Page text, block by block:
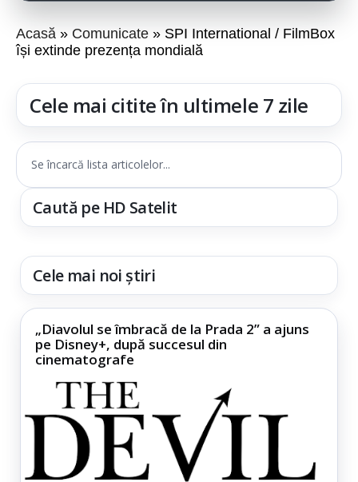
Acasă Comunicate
SPI International / FilmBox
își extinde prezența mondială
Cele mai citite în ultimele 7 zile
Se încarcă lista articolelor...
Caută pe HD Satelit
Cele mai noi știri
„Diavolul se îmbracă de la Prada 2” a ajuns
pe Disney+, după succesul din
cinematografe